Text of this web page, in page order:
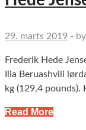
29. marts 2019 - by
Frederik Hede
Ilia Beruashvili
kg (129,4 pounds).
Read More